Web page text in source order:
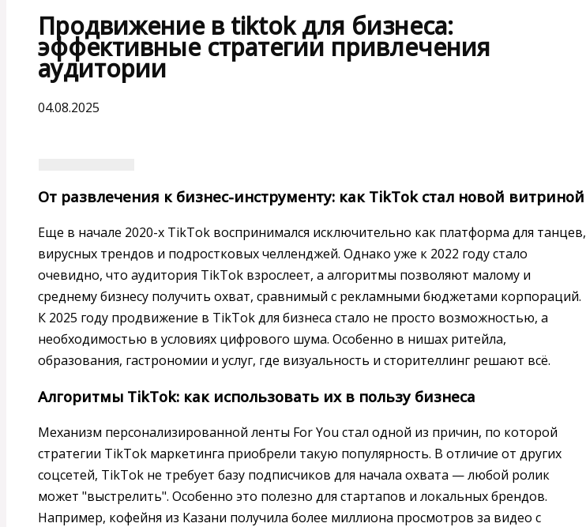
Продвижение в tiktok для бизнеса:
эффективные стратегии привлечения
аудитории
04.08.2025
От развлечения к бизнес-инструменту: как TikTok стал новой витриной
Еще в начале 2020-х TikTok воспринимался исключительно как платформа для танцев,
вирусных трендов и подростковых челленджей. Однако уже к 2022 году стало
очевидно, что аудитория TikTok взрослеет, а алгоритмы позволяют малому и
среднему бизнесу получить охват, сравнимый с рекламными бюджетами корпораций.
К 2025 году продвижение в TikTok для бизнеса стало не просто возможностью, а
необходимостью в условиях цифрового шума. Особенно в нишах ритейла,
образования, гастрономии и услуг, где визуальность и сторителлинг решают всё.
Алгоритмы TikTok: как использовать их в пользу бизнеса
Механизм персонализированной ленты For You стал одной из причин, по которой
стратегии TikTok маркетинга приобрели такую популярность. В отличие от других
соцсетей, TikTok не требует базу подписчиков для начала охвата — любой ролик
может "выстрелить". Особенно это полезно для стартапов и локальных брендов.
Например, кофейня из Казани получила более миллиона просмотров за видео с